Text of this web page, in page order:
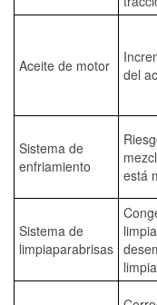
Aceite de motor
del
Sistema de
enfriamiento
está
Sistema de
limpiaparabrisas